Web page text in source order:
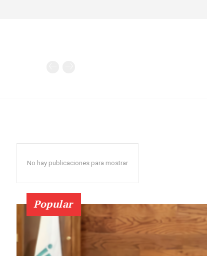
No hay publicaciones para mostrar
Popular